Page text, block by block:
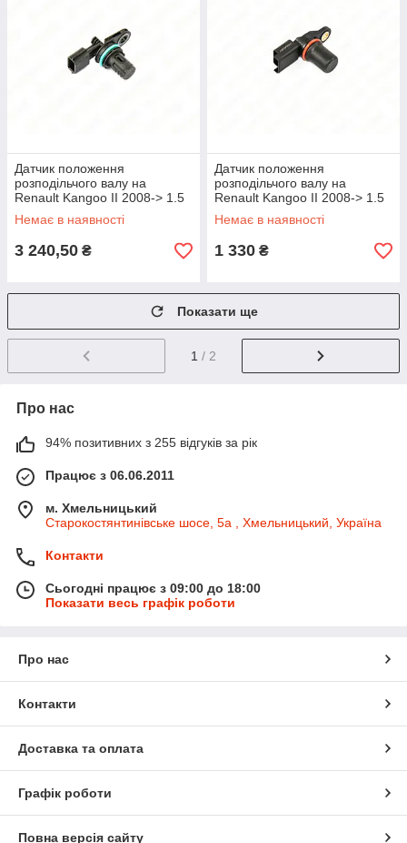
Датчик положення
розподільчого валу на
Renault Kangoo II 2008-> 1.5
dCi - Renault (Оригінал) -
237312832R
Немає в наявності
3 240,50 ₴
Датчик положення
розподільчого валу на
Renault Kangoo II 2008-> 1.5
dCi - Valeo - VAL253803
Немає в наявності
1 330 ₴
Показати ще
1 / 2
Про нас
94% позитивних з 255 відгуків за рік
Працює з 06.06.2011
м. Хмельницький
Старокостянтинівське шосе, 5а , Хмельницький, Україна
Контакти
Сьогодні працює з 09:00 до 18:00
Показати весь графік роботи
Про нас
Контакти
Доставка та оплата
Графік роботи
Повна версія сайту